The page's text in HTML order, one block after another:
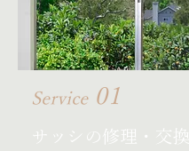
Service01
サッシの修理・交換